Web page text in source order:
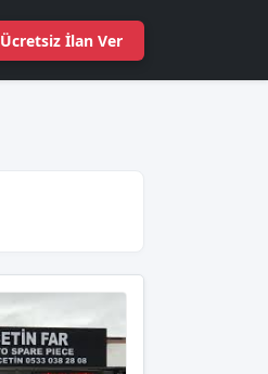
Ücretsiz İlan Ver